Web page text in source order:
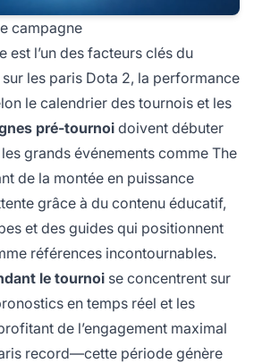
campagne
est l’un des facteurs clés du
les paris Dota 2, la performance
le calendrier des tournois et les
pré-tournoi doivent débuter
grands événements comme The
de la montée en puissance
grâce à du contenu éducatif,
et des guides qui positionnent
références incontournables.
le tournoi se concentrent sur
en temps réel et les
de l’engagement maximal
record—cette période génère